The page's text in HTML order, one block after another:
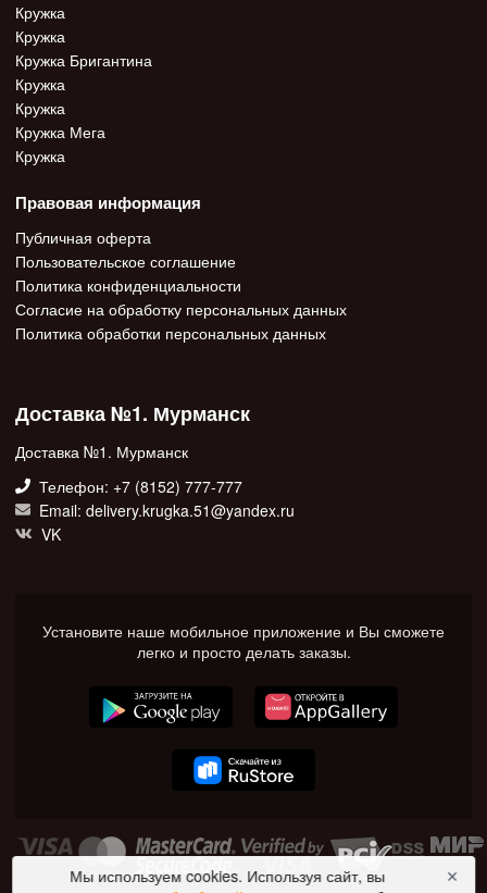
Кружка
Кружка
Кружка Бригантина
Кружка
Кружка
Кружка Мега
Кружка
Правовая информация
Публичная оферта
Пользовательское соглашение
Политика конфиденциальности
Согласие на обработку персональных данных
Политика обработки персональных данных
Доставка №1. Мурманск
Доставка №1. Мурманск
Телефон: +7 (8152) 777-777
Email: delivery.krugka.51@yandex.ru
VK
Установите наше мобильное приложение и Вы сможете
легко и просто делать заказы.
Мы используем cookies. Используя сайт, вы
✕